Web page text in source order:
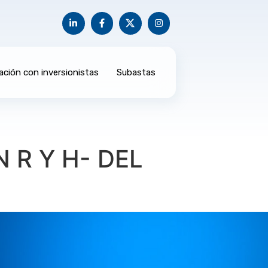
con inversionistas Subastas
R Y H- DEL